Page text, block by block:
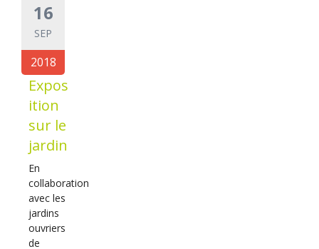
16
SEP
2018
Expos
ition
sur le
jardin
En
collaboration
avec les
jardins
ouvriers
de